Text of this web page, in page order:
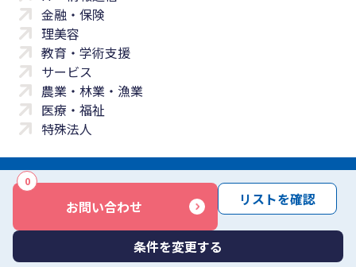
お問い合わせ
0
リストを確認
条件を変更する
金融・保険
理美容
教育・学術支援
サービス
農業・林業・漁業
医療・福祉
特殊法人
サイトマップ 免責事項 サービス利用規約
商標について反社会勢力に対する基本方針 お問い合わせ
Copyright © Yayoi Co., Ltd. All rights reserved.